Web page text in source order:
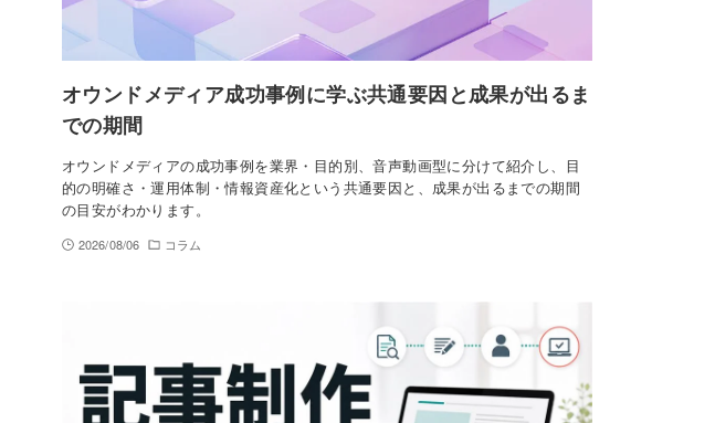
オウンドメディア成功事例に学ぶ共通要因と成果が出るま
での期間
オウンドメディアの成功事例を業界・目的別、音声動画型に分けて紹介し、目
的の明確さ・運用体制・情報資産化という共通要因と、成果が出るまでの期間
の目安がわかります。
2026/08/06 コラム